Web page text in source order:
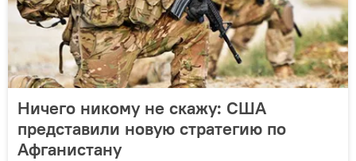
Ничего никому не скажу: США
представили новую стратегию по
Афганистану